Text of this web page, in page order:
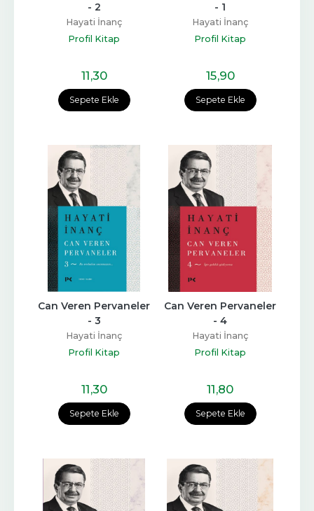
Sepete Ekle
- 2
Hayati İnanç
Profil Kitap
11,30
Sepete Ekle
- 1
Hayati İnanç
Profil Kitap
15,90
Sepete Ekle
Can Veren Pervaneler
- 3
Hayati İnanç
Profil Kitap
11,30
Sepete Ekle
Can Veren Pervaneler
- 4
Hayati İnanç
Profil Kitap
11,80